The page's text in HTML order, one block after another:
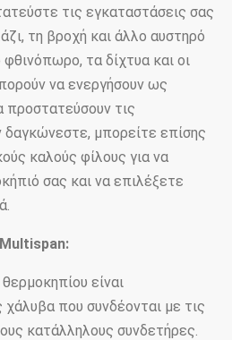
τις εγκαταστάσεις σας
τη βροχή και άλλο αυστηρό
φθινόπωρο, τα δίχτυα και οι
να ενεργήσουν ως
προστατεύσουν τις
μπορείτε επίσης
καλούς φίλους για να
σας και να επιλέξετε
είναι
που συνδέονται με τις
κατάλληλους συνδετήρες.